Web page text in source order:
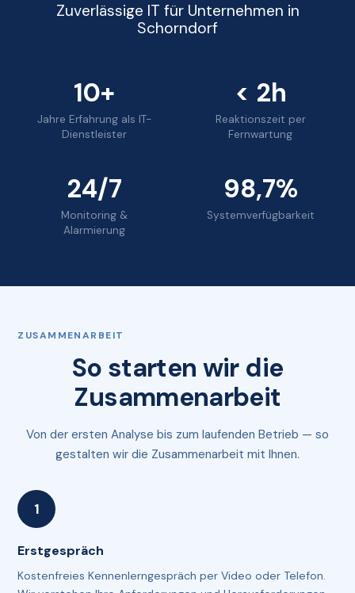
Zuverlässige IT für Unternehmen in
Schorndorf
10+
Jahre Erfahrung als IT-
Dienstleister
< 2h
Reaktionszeit per
Fernwartung
24/7
Monitoring &
Alarmierung
98,7%
Systemverfügbarkeit
ZUSAMMENARBEIT
So starten wir die
Zusammenarbeit
Von der ersten Analyse bis zum laufenden Betrieb — so
gestalten wir die Zusammenarbeit mit Ihnen.
Erstgespräch
Kostenfreies Kennenlerngespräch per Video oder Telefon.